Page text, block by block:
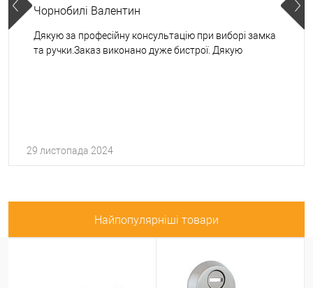
Чорнобилі Валентин
Дякую за професійну консультацію при виборі замка
та ручки.Заказ виконано дуже бистрої. Дякую
29 листопада 2024
Найпопулярніші товари